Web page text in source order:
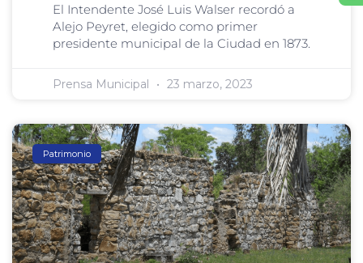
El Intendente José Luis Walser recordó a
Alejo Peyret, elegido como primer
presidente municipal de la Ciudad en 1873.
Prensa Municipal 23 marzo, 2023
Patrimonio